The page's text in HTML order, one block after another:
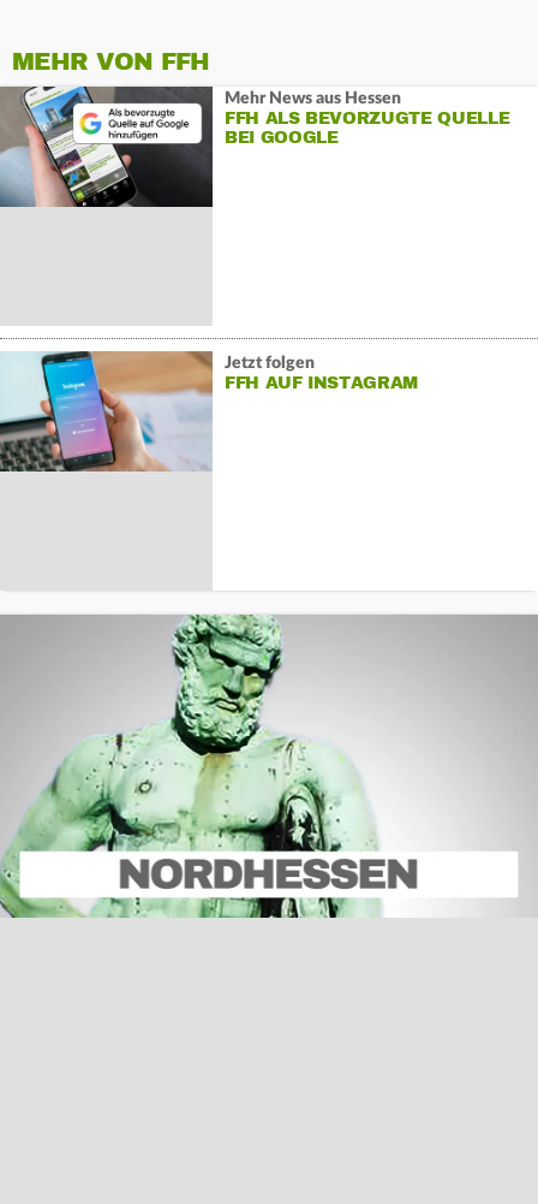
MEHR VON FFH
Mehr News aus Hessen
FFH ALS BEVORZUGTE QUELLE
BEI GOOGLE
Jetzt folgen
FFH AUF INSTAGRAM